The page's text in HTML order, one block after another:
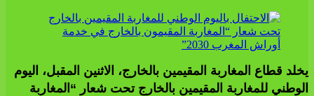
يخلد قطاع المغاربة المقيمين بالخارج، الاثنين المقبل، اليوم
الوطني للمغاربة المقيمين بالخارج تحت شعار “المغاربة